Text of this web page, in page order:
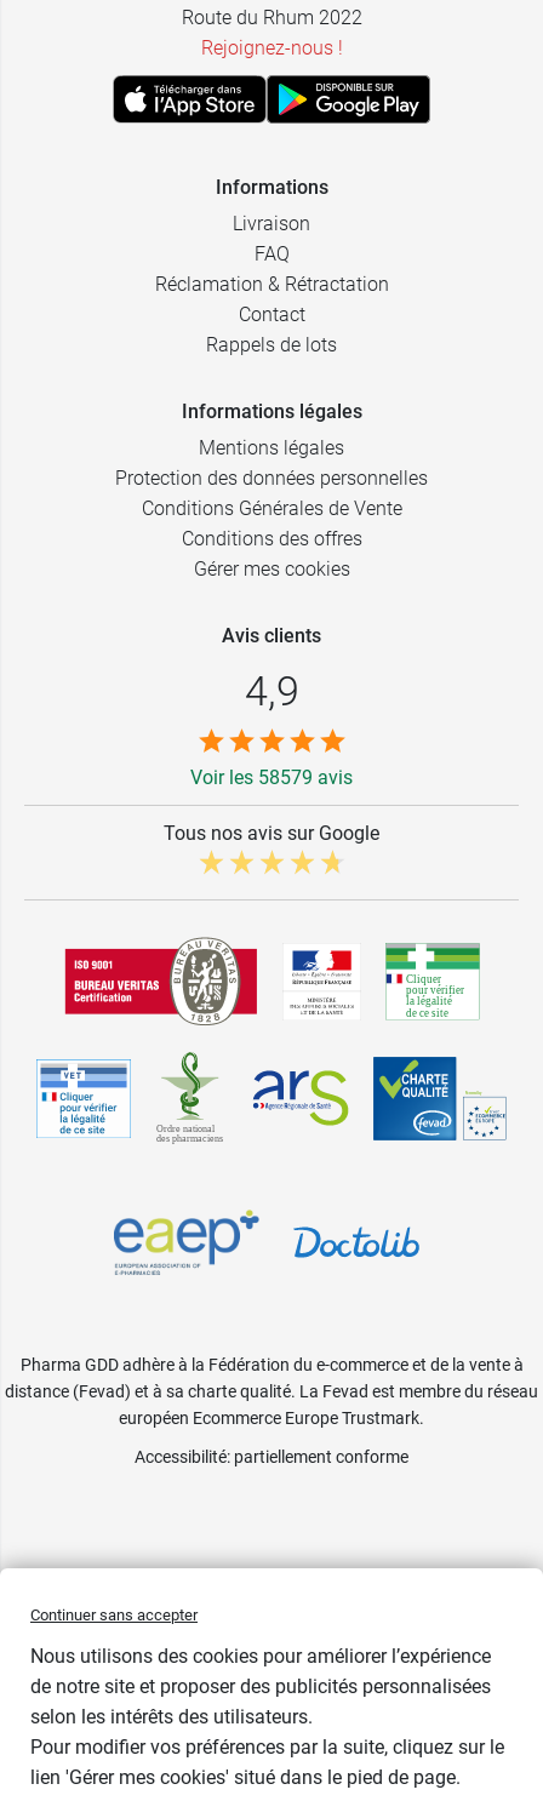
Route du Rhum 2022
Rejoignez-nous !
Informations
Livraison
FAQ
Réclamation & Rétractation
Contact
Rappels de lots
Informations légales
Mentions légales
Protection des données personnelles
Conditions Générales de Vente
Conditions des offres
Gérer mes cookies
Avis clients
4,9
Voir les 58579 avis
Tous nos avis sur Google
Pharma GDD adhère à la Fédération du e-commerce et de la vente à
distance (Fevad) et à sa charte qualité. La Fevad est membre du réseau
européen Ecommerce Europe Trustmark.
Accessibilité: partiellement conforme
Continuer sans accepter
Nous utilisons des cookies pour améliorer l’expérience
de notre site et proposer des publicités personnalisées
selon les intérêts des utilisateurs.
Pour modifier vos préférences par la suite, cliquez sur le
lien 'Gérer mes cookies' situé dans le pied de page.